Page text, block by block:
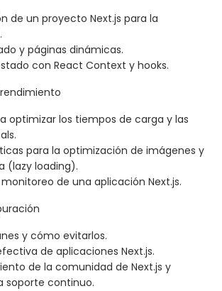
de un proyecto Next.js para la
y páginas dinámicas.
con React Context y hooks.
optimizar los tiempos de carga y las
para la optimización de imágenes y
(lazy loading).
de una aplicación Next.js.
y cómo evitarlos.
de aplicaciones Next.js.
de la comunidad de Next.js y
soporte continuo.